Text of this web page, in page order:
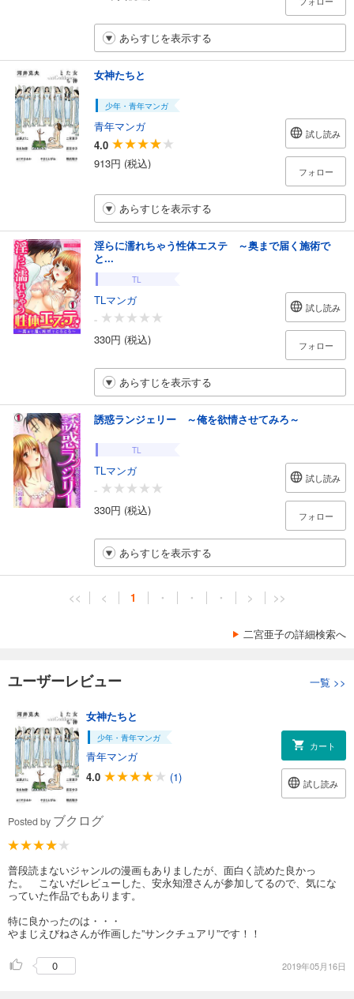
あらすじを表示する
女神たちと
少年・青年マンガ
青年マンガ
4.0
913円 (税込)
試し読み
フォロー
あらすじを表示する
淫らに濡れちゃう性体エステ ～奥まで届く施術で
と...
TL
TLマンガ
-
330円 (税込)
試し読み
フォロー
あらすじを表示する
誘惑ランジェリー ～俺を欲情させてみろ～
TL
TLマンガ
-
330円 (税込)
試し読み
フォロー
あらすじを表示する
<< < 1 ・ ・ ・ > >>
二宮亜子の詳細検索へ
ユーザーレビュー 一覧 >>
女神たちと
少年・青年マンガ
青年マンガ
4.0
(1)
カート
試し読み
Posted by ブクログ
普段読まないジャンルの漫画もありましたが、面白く読めた良かっ
た。 こないだレビューした、安永知澄さんが参加してるので、気にな
っていた作品でもあります。
特に良かったのは・・・
やまじえびねさんが作画した”サンクチュアリ”です！！
0 2019年05月16日